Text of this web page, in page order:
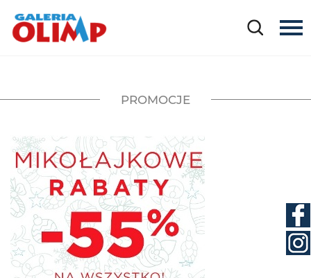
PROMOCJE